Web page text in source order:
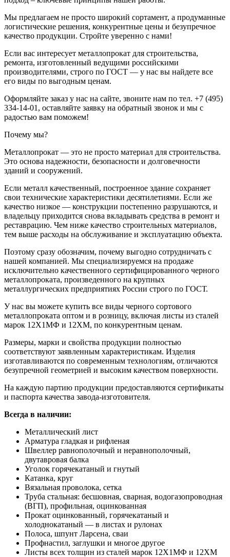
Мы предлагаем не просто широкий сортамент, а продуманные
логистические решения, конкурентные цены и безупречное
качество продукции. Стройте уверенно с нами!
Если вас интересует металлопрокат для строительства,
ремонта, изготовленный ведущими российскими
производителями, строго по ГОСТ — у нас вы найдете все
его виды по выгодным ценам.
Оформляйте заказ у нас на сайте, звоните нам по тел. +7 (495)
334-14-01, оставляйте заявку на обратный звонок и мы с
радостью вам поможем!
Почему мы?
Металлопрокат — это не просто материал для строительства.
Это основа надежности, безопасности и долговечности
зданий и сооружений.
Если металл качественный, построенное здание сохраняет
свои технические характеристики десятилетиями. Если же
качество низкое — конструкции постепенно разрушаются, и
владельцу приходится снова вкладывать средства в ремонт и
реставрацию. Чем ниже качество строительных материалов,
тем выше расходы на обслуживание и эксплуатацию объекта.
Поэтому сразу обозначим, почему выгодно сотрудничать с
нашей компанией. Мы специализируемся на продаже
исключительно качественного сертифицированного черного
металлопроката, произведенного на крупных
металлургических предприятиях России строго по ГОСТ.
У нас вы можете купить все виды черного сортового
металлопроката оптом и в розницу, включая листы из сталей
марок 12Х1МФ и 12ХМ, по конкурентным ценам.
Размеры, марки и свойства продукции полностью
соответствуют заявленным характеристикам. Изделия
изготавливаются по современным технологиям, отличаются
безупречной геометрией и высоким качеством поверхности.
На каждую партию продукции предоставляются сертификаты
и паспорта качества завода-изготовителя.
Всегда в наличии:
Металлический лист
Арматура гладкая и рифленая
Швеллер равнополочный и неравнополочный,
двутавровая балка
Уголок горячекатаный и гнутый
Катанка, круг
Вязальная проволока, сетка
Труба стальная: бесшовная, сварная, водогазопроводная
(ВГП), профильная, оцинкованная
Прокат оцинкованный, горячекатаный и
холоднокатаный — в листах и рулонах
Полоса, шпунт Ларсена, сваи
Профнастил, заглушки и многое другое
Листы всех толщин из сталей марок 12Х1МФ и 12ХМ